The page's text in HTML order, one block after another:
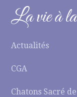
La vie à
Actualités
CGA
Chatons Sacré